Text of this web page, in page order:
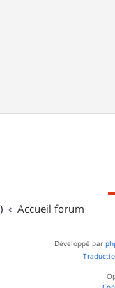
Accueil forum
Développé par